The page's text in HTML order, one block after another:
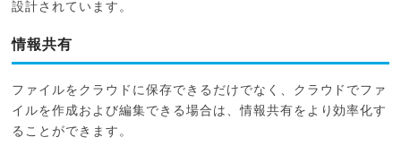
設計されています。
情報共有
ファイルをクラウドに保存できるだけでなく、クラウドでファ
イルを作成および編集できる場合は、情報共有をより効率化す
ることができます。